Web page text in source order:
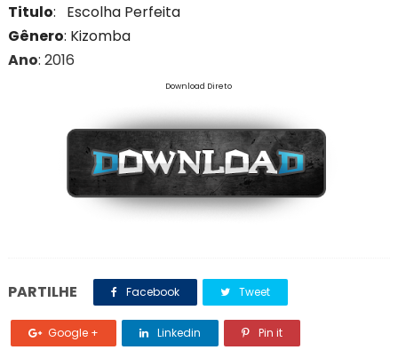
Titulo: Escolha Perfeita
Gênero: Kizomba
Ano: 2016
Download Direto
PARTILHE Facebook Tweet
Google + Linkedin Pin it